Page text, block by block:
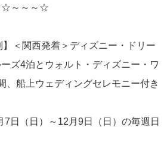
☆～～～☆
＜関西発着＞ディズニー・ドリー
ズ4泊とウォルト・ディズニー・ワ
、船上ウェディングセレモニー付き
7日（日）～12月9日（日）の毎週日